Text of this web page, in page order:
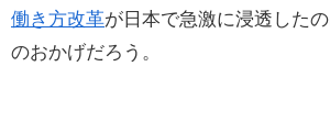
働き方改革が日本で急激に浸透した
のおかげだろう。